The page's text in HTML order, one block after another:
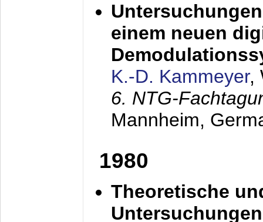
einem neuen
K.-D. Kammeyer,
6. NTG-
Mannheim,
1980
Theoretische